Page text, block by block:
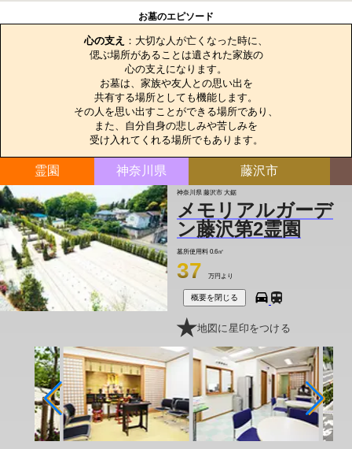
お墓のエピソード
心の支え ：大切な人が亡くなった時に、
偲ぶ場所があることは遺された家族の
心の支えになります。
お墓は、家族や友人との思い出を
共有する場所としても機能します。
その人を思い出すことができる場所であり、
また、自分自身の悲しみや苦しみを
受け入れてくれる場所でもあります。
霊園 神奈川県 藤沢市
神奈川県 藤沢市 大鋸
メモリアルガーデ
ン藤沢第2霊園
墓所使用料 0.6㎡
37 万円より
概要を閉じる
地図に星印をつける